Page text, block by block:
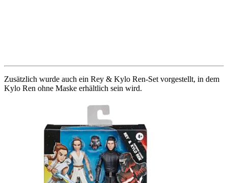
Zusätzlich wurde auch ein Rey & Kylo Ren-Set vorgestellt, in dem
Kylo Ren ohne Maske erhältlich sein wird.